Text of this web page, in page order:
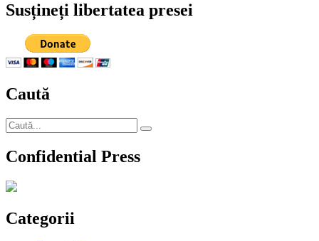
Susțineți libertatea presei
Caută
Caută
după:
Căutare
Confidential Press
Categorii